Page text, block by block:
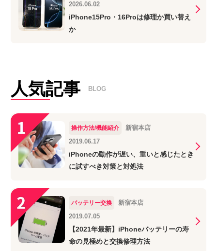
2026.06.02
iPhone15Pro・16Proは修理か買い替え
か
人気記事 BLOG
操作方法/機能紹介
新宿本店
2019.06.17
iPhoneの動作が遅い、重いと感じたとき
に試すべき対策と対処法
バッテリー交換
新宿本店
2019.07.05
【2021年最新】iPhoneバッテリーの寿
命の見極めと交換修理方法